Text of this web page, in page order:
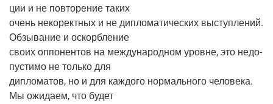
ции и не повто­ре­ние таких
очень неко­рект­ных и не дипло­ма­ти­че­ских выступ­ле­ний.
Обзы­ва­ние и оскорбление
сво­их оппо­нен­тов на меж­ду­на­род­ном уровне, это недо­
пу­сти­мо не толь­ко для
дипло­ма­тов, но и для каж­до­го нор­маль­но­го чело­ве­ка.
Мы ожи­да­ем, что будет